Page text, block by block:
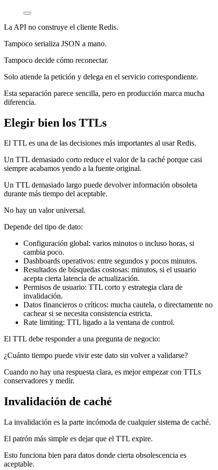
La API no construye el cliente Redis.
Tampoco serializa JSON a mano.
Tampoco decide cómo reconectar.
Solo atiende la petición y delega en el servicio correspondiente.
Esta separación parece sencilla, pero en producción marca mucha
diferencia.
Elegir bien los TTLs
El TTL es una de las decisiones más importantes al usar Redis.
Un TTL demasiado corto reduce el valor de la caché porque casi
siempre acabamos yendo a la fuente original.
Un TTL demasiado largo puede devolver información obsoleta
durante más tiempo del aceptable.
No hay un valor universal.
Depende del tipo de dato:
Configuración global: varios minutos o incluso horas, si
cambia poco.
Dashboards operativos: entre segundos y pocos minutos.
Resultados de búsquedas costosas: minutos, si el usuario
acepta cierta latencia de actualización.
Permisos de usuario: TTL corto y estrategia clara de
invalidación.
Datos financieros o críticos: mucha cautela, o directamente no
cachear si se necesita consistencia estricta.
Rate limiting: TTL ligado a la ventana de control.
El TTL debe responder a una pregunta de negocio:
¿Cuánto tiempo puede vivir este dato sin volver a validarse?
Cuando no hay una respuesta clara, es mejor empezar con TTLs
conservadores y medir.
Invalidación de caché
La invalidación es la parte incómoda de cualquier sistema de caché.
El patrón más simple es dejar que el TTL expire.
Esto funciona bien para datos donde cierta obsolescencia es
aceptable.